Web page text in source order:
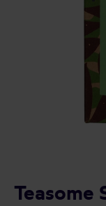
Teasome